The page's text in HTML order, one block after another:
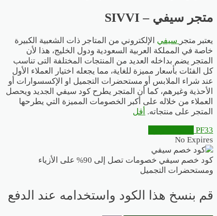
متجر سيفي – SIVVI
يعتبر متجر سيفي الإلكتروني من المتاجر ذات الشعبية الكبيرة
خاصة في المملكة العربية السعودية ودول الخليج، هذا لأن
المتجر يضم بداخله العديد من المنتجات المختلفة التى تناسب
كل الفئات بأسعار مميزة للغاية، مما يجعله اختيار العملاء الأول
عند شراء الملابس أو مستحضرات التجميل او الإكسسوارات أو
الأحذية وغيرهم، كما أن المتجر يطرح كود سيفي الجديد ويحصل
العملاء من خلاله على أكبر الخصومات المميزة التي يطرحها
المتجر على منتجاته. أقل
PF33
No Expires
كود خصم سيفي خصومات تصل إلى 90% على الأزياء
ومستحضرات التجميل
قم بنسخ هذا الكود واستخدامه عند الدفع